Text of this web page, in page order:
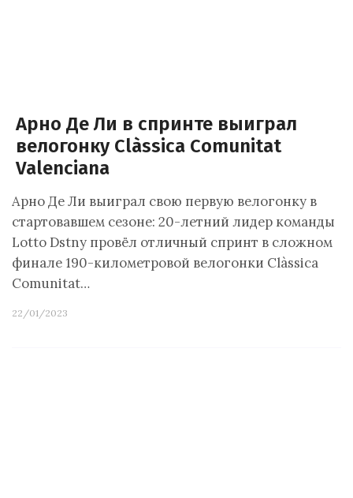
Арно Де Ли в спринте выиграл
велогонку Clàssica Comunitat
Valenciana
Арно Де Ли выиграл свою первую велогонку в
стартовавшем сезоне: 20-летний лидер команды
Lotto Dstny провёл отличный спринт в сложном
финале 190-километровой велогонки Clàssica
Comunitat…
22/01/2023